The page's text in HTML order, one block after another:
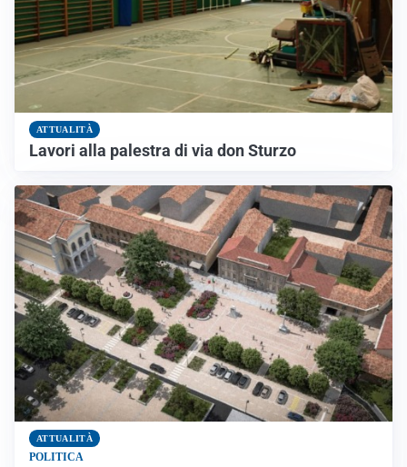
ATTUALITÀ
Lavori alla palestra di via don Sturzo
ATTUALITÀ
POLITICA